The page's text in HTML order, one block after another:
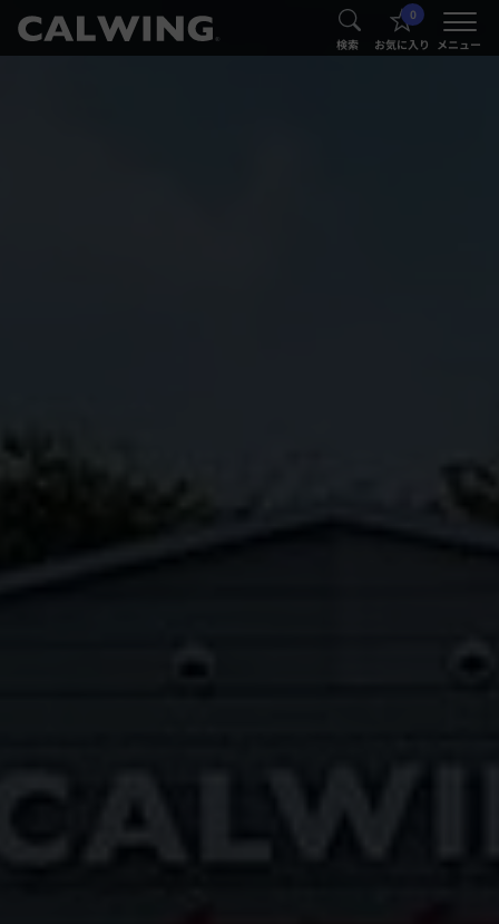
® 検索
0
お気に入り メニュー
®